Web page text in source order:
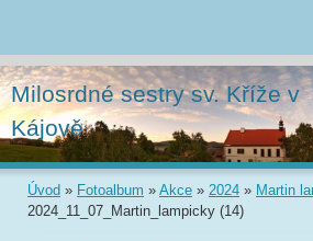
Milosrdné sestry sv. Kříže v
Kájově
Úvod » Fotoalbum » Akce » 2024 » Martin
2024_11_07_Martin_lampicky (14)